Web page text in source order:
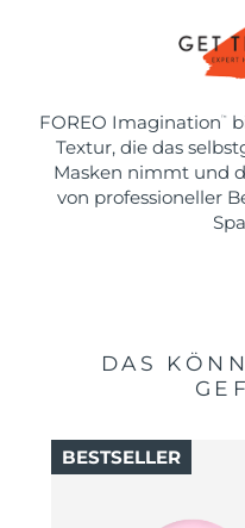
FOREO Imagination ™
Textur, die das
Masken nimmt und
von professioneller
DAS
BESTSELLER